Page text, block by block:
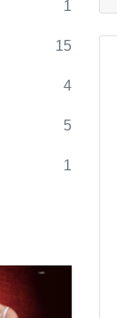
1
15
4
5
1